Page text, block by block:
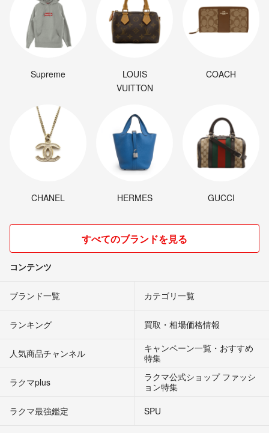
Supreme
LOUIS
VUITTON
COACH
CHANEL HERMES GUCCI
すべてのブランドを見る
コンテンツ
ブランド一覧 カテゴリ一覧
ランキング 買取・相場価格情報
人気商品チャンネル
キャンペーン一覧・おすすめ
特集
ラクマplus
ラクマ公式ショップ ファッシ
ョン特集
ラクマ最強鑑定
SPU